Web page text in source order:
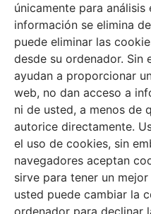
únicamente para
información se elimina
puede eliminar las
desde su ordenador. Sin
ayudan a proporcionar
web, no dan acceso a
ni de usted, a menos de
autorice directamente.
el uso de cookies, sin
navegadores aceptan
sirve para tener un
usted puede cambiar la